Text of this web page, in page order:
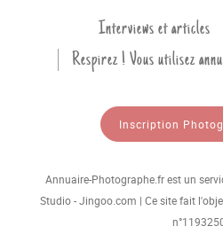
Interviews et articles
Respirez ! Vous utilisez
Inscription
Annuaire-Photographe.fr est un
Studio - Jingoo.com | Ce site fait